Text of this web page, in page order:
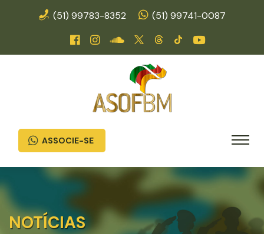
(51) 99783-8352 (51) 99741-0087
ASSOCIE-SE
NOTÍCIAS